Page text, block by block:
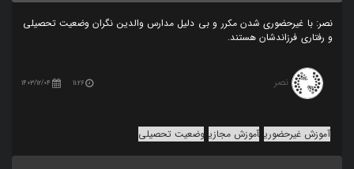
نصر: با غیرحضوری شدن مکرر و بی دلیل مدارس والدین نگران وضعیت تحصیلی
و رفتاری فرزاندشان هستند.
نصر 11:26
1403/12/04
آموزش غیرحضوری آموزش مجازی وضعیت تحصیلی